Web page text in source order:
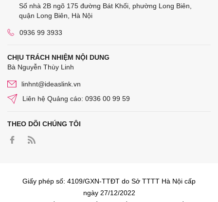
Số nhà 2B ngõ 175 đường Bát Khối, phường Long Biên,
quận Long Biên, Hà Nội
0936 99 3933
CHỊU TRÁCH NHIỆM NỘI DUNG
Bà Nguyễn Thùy Linh
linhnt@ideaslink.vn
Liên hệ Quảng cáo: 0936 00 99 59
THEO DÕI CHÚNG TÔI
Giấy phép số: 4109/GXN-TTĐT do Sở TTTT Hà Nội cấp
ngày 27/12/2022